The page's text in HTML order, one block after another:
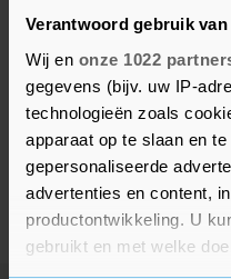
Verantwoord gebruik
Wij en onze 1022
gegevens (bijv. uw IP-
technologieën zoals
apparaat op te slaan en
gepersonaliseerde
advertenties en content,
productontwikkeling. U
gebruikt en met welke